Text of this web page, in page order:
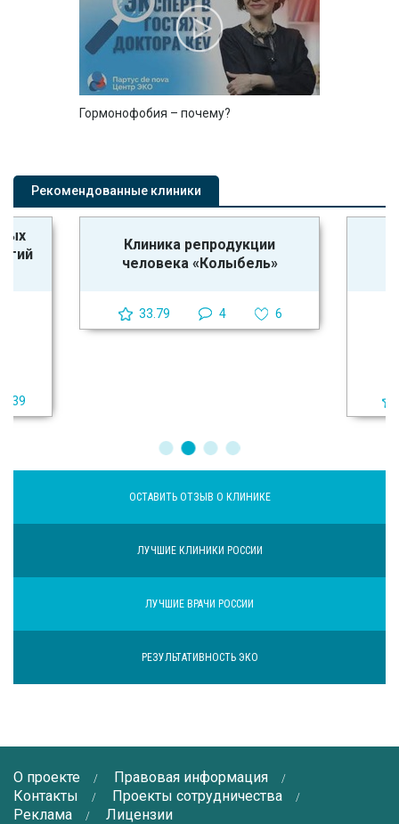
Гормонофобия – почему?
Рекомендованные клиники
39
Клиника репродукции
человека «Колыбель»
33.79 4 6
ОСТАВИТЬ ОТЗЫВ О КЛИНИКЕ
ЛУЧШИЕ КЛИНИКИ РОССИИ
ЛУЧШИЕ ВРАЧИ РОССИИ
РЕЗУЛЬТАТИВНОСТЬ ЭКО
О проекте
Правовая информация
Контакты
Проекты сотрудничества
Реклама
Лицензии